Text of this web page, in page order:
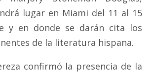
lugar en Miami del 11 al 15
y en donde se darán cita los
de la literatura hispana.
confirmó la presencia de la